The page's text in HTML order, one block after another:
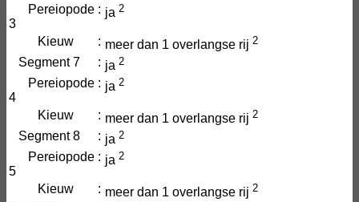
Pereiopode
3
: ja 2
Kieuw : meer dan 1 overlangse rij 2
Segment 7 : ja 2
Pereiopode
4
: ja 2
Kieuw : meer dan 1 overlangse rij 2
Segment 8 : ja 2
Pereiopode
5
: ja 2
Kieuw : meer dan 1 overlangse rij 2